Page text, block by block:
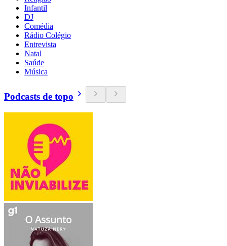
Infantil
DJ
Comédia
Rádio Colégio
Entrevista
Natal
Saúde
Música
Podcasts de topo